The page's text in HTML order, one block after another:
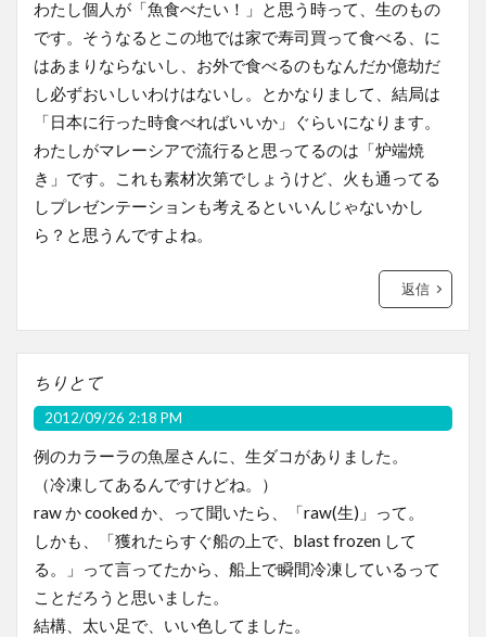
わたし個人が「魚食べたい！」と思う時って、生のもの
です。そうなるとこの地では家で寿司買って食べる、に
はあまりならないし、お外で食べるのもなんだか億劫だ
し必ずおいしいわけはないし。とかなりまして、結局は
「日本に行った時食べればいいか」ぐらいになります。
わたしがマレーシアで流行ると思ってるのは「炉端焼
き」です。これも素材次第でしょうけど、火も通ってる
しプレゼンテーションも考えるといいんじゃないかし
ら？と思うんですよね。
返信
ちりとて
2012/09/26 2:18 PM
例のカラーラの魚屋さんに、生ダコがありました。
（冷凍してあるんですけどね。）
raw か cooked か、って聞いたら、「raw(生)」って。
しかも、「獲れたらすぐ船の上で、blast frozen して
る。」って言ってたから、船上で瞬間冷凍しているって
ことだろうと思いました。
結構、太い足で、いい色してました。